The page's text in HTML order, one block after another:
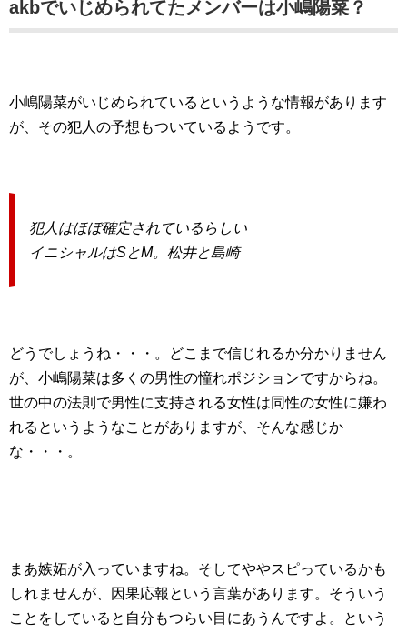
akbでいじめられてたメンバーは小嶋陽菜？
小嶋陽菜がいじめられているというような情報があります
が、その犯人の予想もついているようです。
犯人はほぼ確定されているらしい
イニシャルはSとM。松井と島崎
どうでしょうね・・・。どこまで信じれるか分かりません
が、小嶋陽菜は多くの男性の憧れポジションですからね。
世の中の法則で男性に支持される女性は同性の女性に嫌わ
れるというようなことがありますが、そんな感じか
な・・・。
まあ嫉妬が入っていますね。そしてややスピっているかも
しれませんが、因果応報という言葉があります。そういう
ことをしていると自分もつらい目にあうんですよ。という